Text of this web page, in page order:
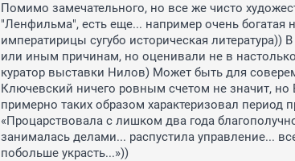
Помимо замечательного, но все же чисто
"Ленфильма", есть еще... например очень богатая
императирицы сугубо историческая
или иным причинам, но оценивали не в
куратор выставки Нилов) Может быть для
Ключевский ничего ровным счетом не значит,
примерно таких образом характеризовал период
«Процарствовала с лишком два года
занималась делами... распустила управление...
побольше украсть...»))